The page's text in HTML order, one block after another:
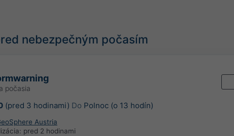
nebezpečným počasím
počasia
(pred 3 hodinami) Do Polnoc (o 13 hodín)
Austria
pred 2 hodinami